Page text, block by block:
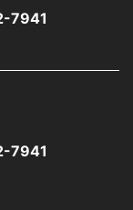
7941
7941